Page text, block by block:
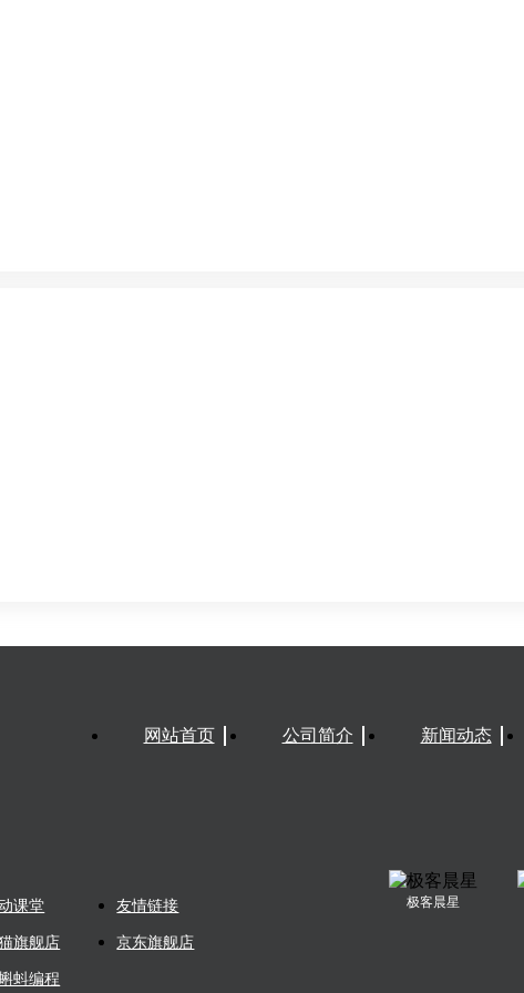
网站首页 公司简介 新闻动态
课堂 友情链接
旗舰店 京东旗舰店
蚪编程
极客晨星